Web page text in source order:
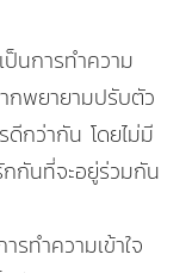
เป็นการทำความ
กพยายามปรับตัว
ดีกว่ากัน โดยไม่มี
กันที่จะอยู่ร่วมกัน
รทำความเข้าใจ